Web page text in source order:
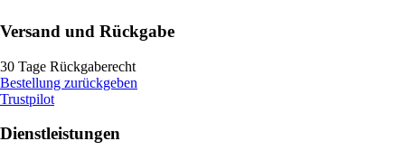
Versand und Rückgabe
30 Tage Rückgaberecht
Bestellung zurückgeben
Trustpilot
Dienstleistungen